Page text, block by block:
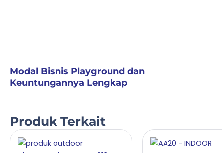
Modal Bisnis Playground dan
Keuntungannya Lengkap
Produk Terkait